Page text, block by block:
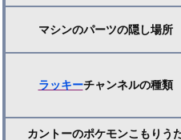
マシンのパーツの隠し場所
ラッキーチャンネルの種類
カントーのポケモンこもりう